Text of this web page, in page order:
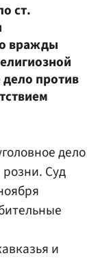
ст.
вражды
дело против
дело
Суд
и